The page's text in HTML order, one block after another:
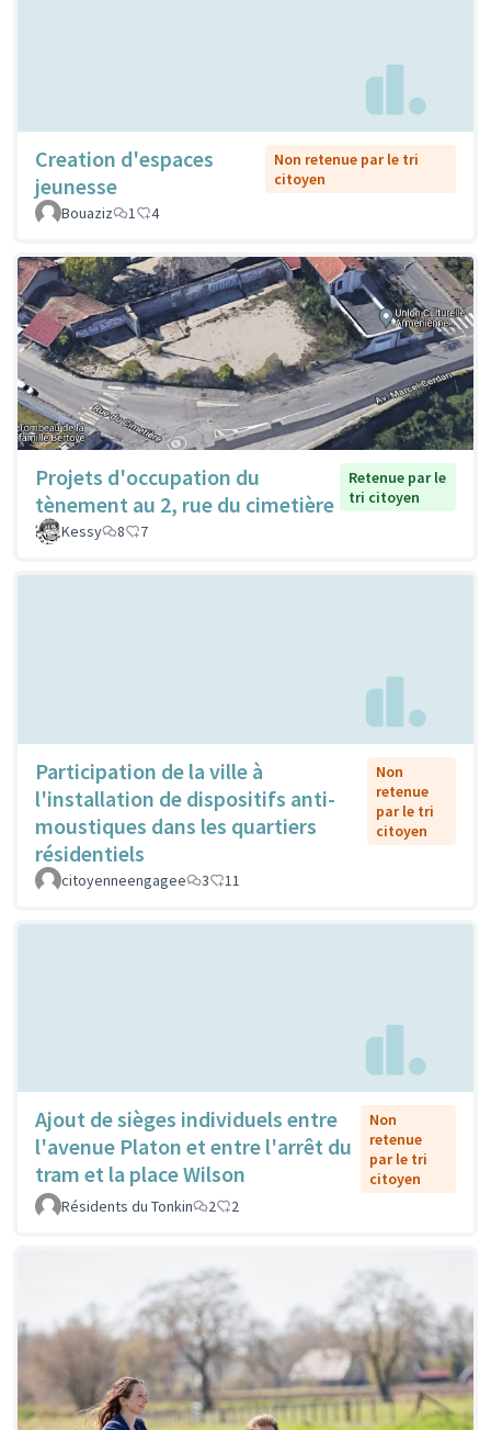
Creation d'espaces
jeunesse
Non retenue par le tri
citoyen
Bouaziz
1 4
Projets d'occupation du
tènement au 2, rue du cimetière
Retenue par le
tri citoyen
Kessy
8 7
Participation de la ville à
l'installation de dispositifs anti-
moustiques dans les quartiers
résidentiels
Non
retenue
par le tri
citoyen
citoyenneengagee 3 11
Ajout de sièges individuels entre
l'avenue Platon et entre l'arrêt du
tram et la place Wilson
Non
retenue
par le tri
citoyen
Résidents du Tonkin
2 2